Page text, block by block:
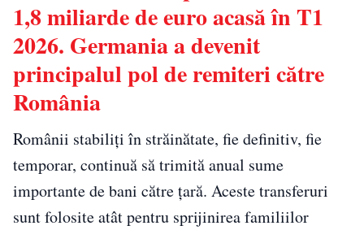
1,8 miliarde de euro acasă în T1
2026. Germania a devenit
principalul pol de remiteri către
România
Românii stabiliți în străinătate, fie definitiv, fie
temporar, continuă să trimită anual sume
importante de bani către țară. Aceste transferuri
sunt folosite atât pentru sprijinirea familiilor